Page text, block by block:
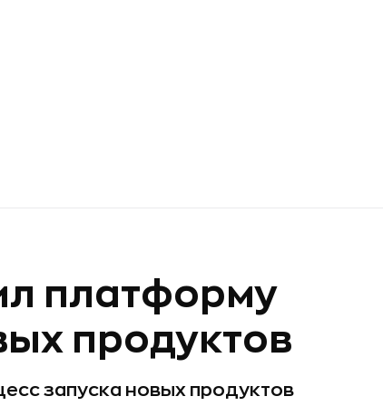
платформу
продуктов
запуска новых продуктов